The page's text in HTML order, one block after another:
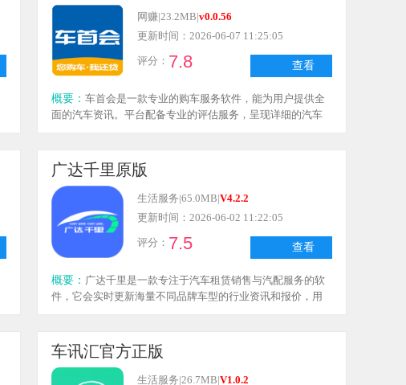
查看
网赚|23.2MB|v0.0.56
更新时间：2026-06-07 11:25:05
评分： 7.8
概要： 车首会是一款专业的购车服务软件，能为用户提供全
面的汽车资讯。平台配备专业的评估服务，呈现详细的汽车
广达千里原版
查看
生活服务|65.0MB|V4.2.2
更新时间：2026-06-02 11:22:05
评分： 7.5
概要： 广达千里是一款专注于汽车租赁销售与汽配服务的软
件，它会实时更新海量不同品牌车型的行业资讯和报价，用
车讯汇官方正版
生活服务|26.7MB|V1.0.2